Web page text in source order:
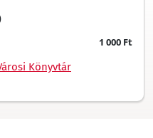
Könyvtár
1 000 Ft